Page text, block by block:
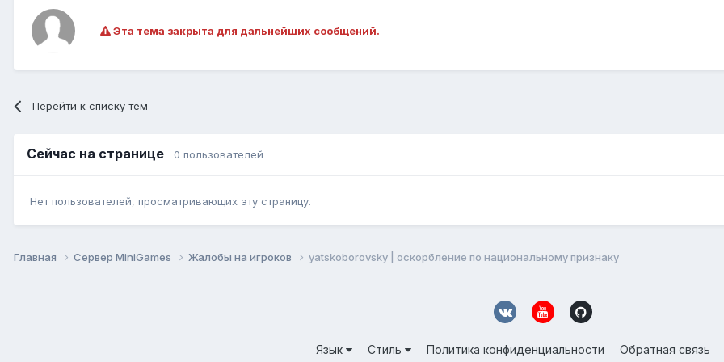
Эта тема закрыта для дальнейших сообщений.
Перейти к списку тем
Сейчас на странице 0 пользователей
Нет пользователей, просматривающих эту страницу.
Главная Сервер MiniGames Жалобы на игроков yatskoborovsky | оскорбление по национальному признаку
Язык Стиль Политика конфиденциальности Обратная связь